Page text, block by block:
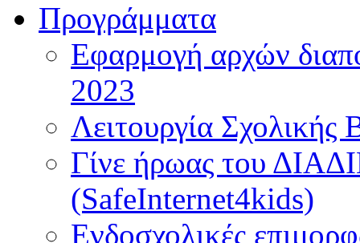
Προγράμματα
Εφαρμογή αρχών
2023
Λειτουργία Σχολικής
Γίνε ήρωας του
(SafeInternet4kids)
Ενδοσχολικές